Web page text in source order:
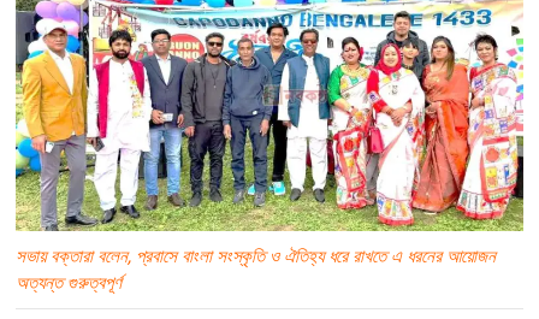
সভায় বক্তারা বলেন, প্রবাসে বাংলা সংস্কৃতি ও ঐতিহ্য ধরে রাখতে এ ধরনের আয়োজন
অত্যন্ত গুরুত্বপূর্ণ